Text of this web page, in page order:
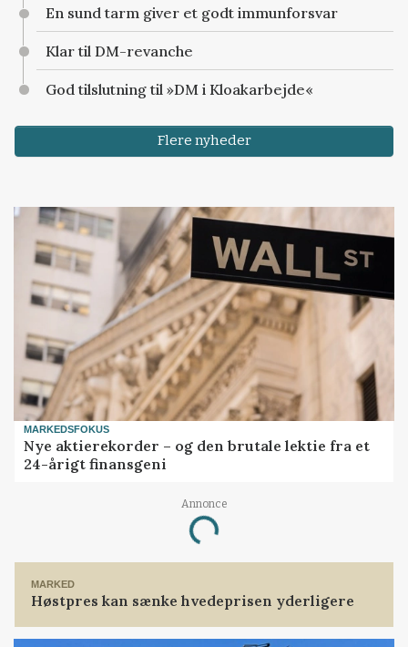
En sund tarm giver et godt immunforsvar
Klar til DM-revanche
God tilslutning til »DM i Kloakarbejde«
Flere nyheder
MARKEDSFOKUS
Nye aktierekorder – og den brutale lektie fra et
24-årigt finansgeni
Annonce
Loading...
MARKED
Høstpres kan sænke hvedeprisen yderligere